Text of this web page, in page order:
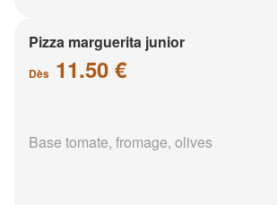
Pizza marguerita junior
Dès 11.50 €
Base tomate, fromage, olives